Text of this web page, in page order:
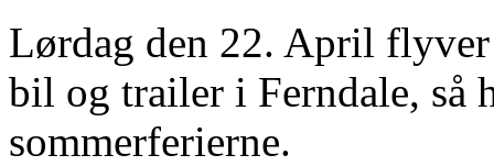
Lørdag den 22. April
bil og trailer i Ferndale, så
sommerferierne.